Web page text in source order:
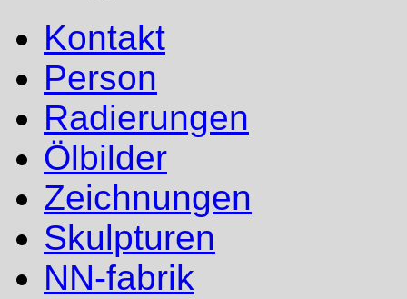
Kontakt
Person
Radierungen
Ölbilder
Zeichnungen
Skulpturen
NN-fabrik